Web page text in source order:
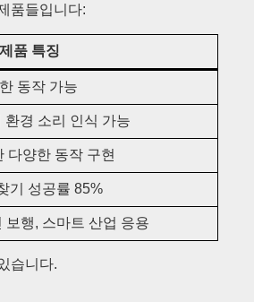
품들입니다:
제품 특징
동작 가능
경 소리 인식 가능
다양한 동작 구현
기 성공률 85%
보행, 스마트 산업 응용
습니다.